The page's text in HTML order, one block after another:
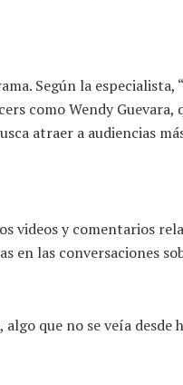
Según la especialista,
como Wendy
atraer a audiencias
videos y comentarios
en las conversaciones
que no se veía desde